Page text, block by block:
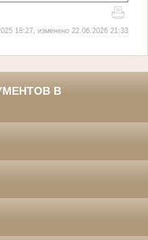
18:27, изменено 22.06.2026 21:33
В